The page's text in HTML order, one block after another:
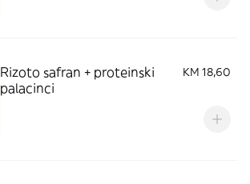
Rizoto safran + proteinski
palacinci
KM 18,60